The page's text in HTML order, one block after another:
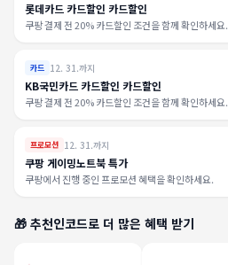
롯데카드 카드할인 카드할인
쿠팡 결제 전 20% 카드할인 조건을 함께 확인하세요.
카드 12. 31.까지
KB국민카드 카드할인 카드할인
쿠팡 결제 전 20% 카드할인 조건을 함께 확인하세요.
프로모션 12. 31.까지
쿠팡 게이밍노트북 특가
쿠팡에서 진행 중인 프로모션 혜택을 확인하세요.
🎁 추천인코드로 더 많은 혜택 받기